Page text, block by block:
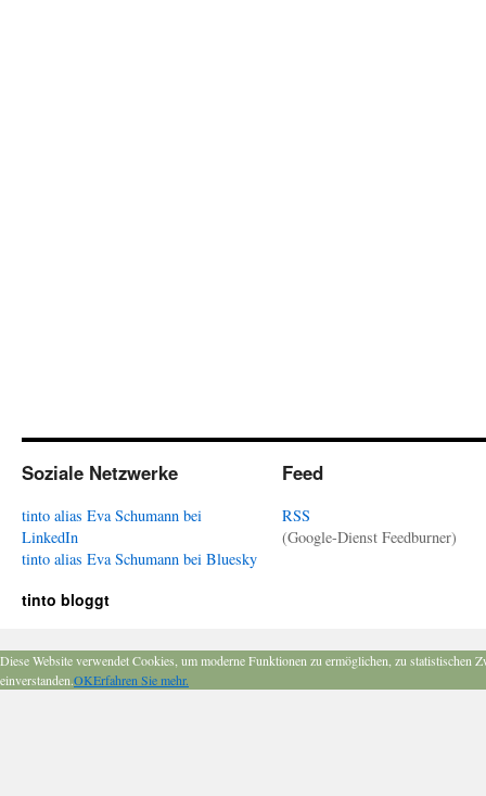
Soziale Netzwerke
tinto alias Eva Schumann bei
LinkedIn
tinto alias Eva Schumann bei Bluesky
Feed
RSS
(Google-Dienst Feedburner)
tinto bloggt
Diese Website verwendet Cookies, um moderne Funktionen zu ermöglichen, zu
einverstanden.OKErfahren Sie mehr.